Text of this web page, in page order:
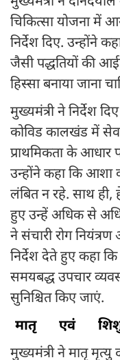
चिकित्सा योजना में
निर्देश दिए. उन्होंने
जैसी पद्धतियों की
हिस्सा बनाया जाना
मुख्यमंत्री ने निर्देश
कोविड कालखंड में
प्राथमिकता के आधार
उन्होंने कहा कि आशा
लंबित न रहे. साथ ही,
हुए उन्हें अधिक से
ने संचारी रोग
निर्देश देते हुए कहा
समयबद्ध उपचार
सुनिश्चित किए जाएं.
मातृ
एवं
मुख्यमंत्री ने मातृ